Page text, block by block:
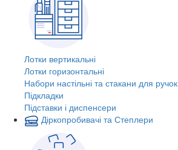
Лотки вертикальні
Лотки горизонтальні
Набори настільні та стакани для ручок
Підкладки
Підставки і диспенсери
Діркопробивачі та Степлери